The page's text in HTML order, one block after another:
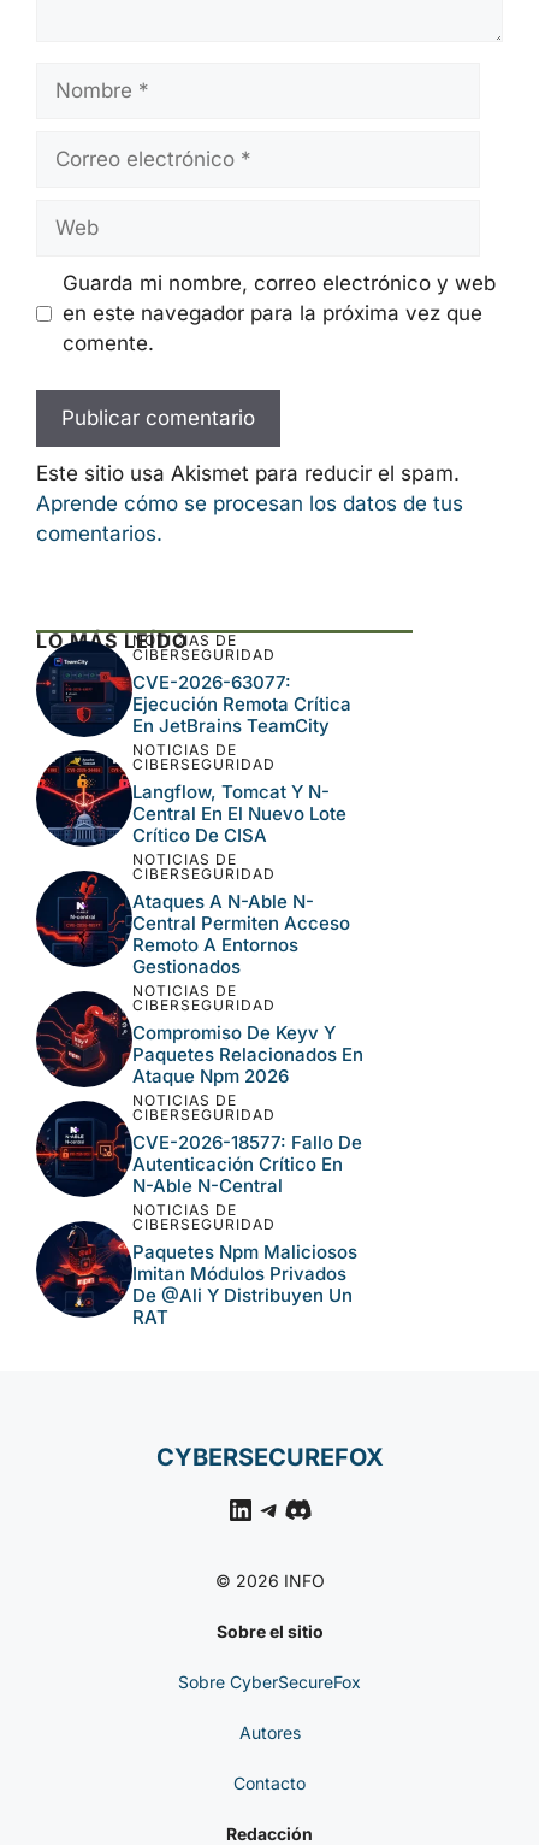
Nombre
Correo
Web
Guarda mi nombre, correo electrónico y web
en este navegador para la próxima vez que
comente.
Este sitio usa Akismet para reducir el spam.
Aprende cómo se procesan los datos de tus
comentarios.
LO MÁS LEÍDO
NOTICIAS DE
CIBERSEGURIDAD
CVE-2026-63077:
Ejecución Remota Crítica
En JetBrains TeamCity
NOTICIAS DE
CIBERSEGURIDAD
Langflow, Tomcat Y N-
Central En El Nuevo Lote
Crítico De CISA
NOTICIAS DE
CIBERSEGURIDAD
Ataques A N-Able N-
Central Permiten Acceso
Remoto A Entornos
Gestionados
NOTICIAS DE
CIBERSEGURIDAD
Compromiso De Keyv Y
Paquetes Relacionados En
Ataque Npm 2026
NOTICIAS DE
CIBERSEGURIDAD
CVE-2026-18577: Fallo De
Autenticación Crítico En
N-Able N-Central
NOTICIAS DE
CIBERSEGURIDAD
Paquetes Npm Maliciosos
Imitan Módulos Privados
De @ali Y Distribuyen Un
RAT
CYBERSECUREFOX
LinkedIn
Telegram
Discord
© 2026 INFO
Sobre el sitio
Sobre CyberSecureFox
Autores
Contacto
Redacción